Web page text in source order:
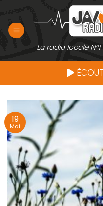
contenu
La radio locale
19
Mai